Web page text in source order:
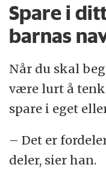
Spare i
barnas
Når du skal
være lurt å
spare i eget
– Det er
deler, sier han.